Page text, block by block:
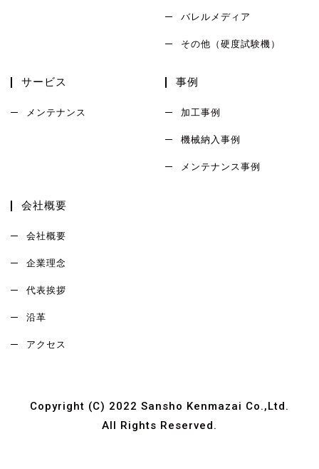
バレルメディア
その他（硬度試験機）
サービス
メンテナンス
事例
加工事例
機械納入事例
メンテナンス事例
会社概要
会社概要
企業理念
代表挨拶
沿革
アクセス
Copyright (C) 2022 Sansho Kenmazai Co.,Ltd.
All Rights Reserved.